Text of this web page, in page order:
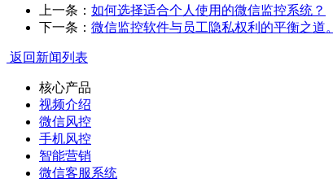
上一条： 如何选择适合个人使用的微信监控系统？
下一条： 微信监控软件与员工隐私权利的平衡之道。
返回新闻列表
核心产品
视频介绍
微信风控
手机风控
智能营销
微信客服系统